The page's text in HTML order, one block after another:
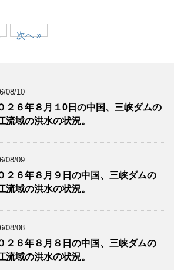
次へ »
08/10
２６年８月１0日の中国、三峡ダムの
流域の洪水の状況。
08/09
２６年８月９日の中国、三峡ダムの
流域の洪水の状況。
08/08
２６年８月８日の中国、三峡ダムの
流域の洪水の状況。